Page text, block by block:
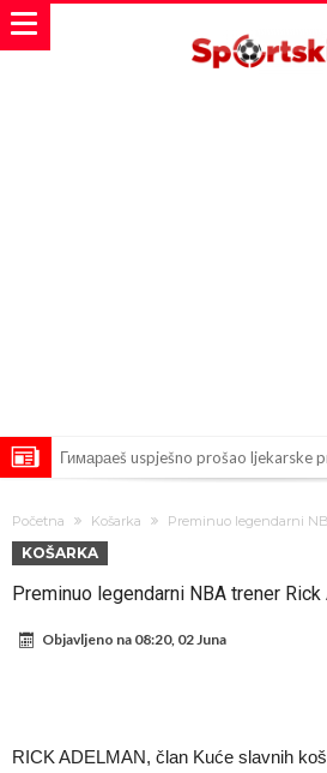
Гимараeš uspješno prošao ljekarske
rekord
Barselona čeka ponude za Ferana
Početna Košarka Preminuo legendarni
KOŠARKA
Preminuo legendarni NBA trener Rick
Objavljeno na 08:20, 02 Juna
RICK ADELMAN, član Kuće slavnih